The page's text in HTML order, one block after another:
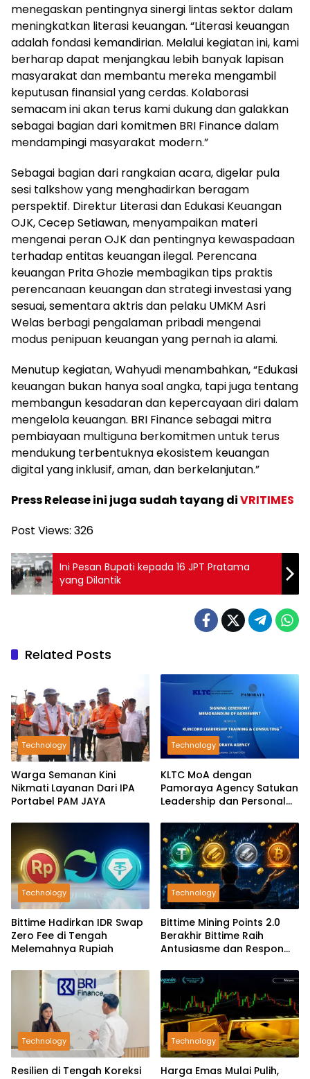
menegaskan pentingnya sinergi lintas sektor dalam
meningkatkan literasi keuangan. “Literasi keuangan
adalah fondasi kemandirian. Melalui kegiatan ini, kami
berharap dapat menjangkau lebih banyak lapisan
masyarakat dan membantu mereka mengambil
keputusan finansial yang cerdas. Kolaborasi
semacam ini akan terus kami dukung dan galakkan
sebagai bagian dari komitmen BRI Finance dalam
mendampingi masyarakat modern.”
Sebagai bagian dari rangkaian acara, digelar pula
sesi talkshow yang menghadirkan beragam
perspektif. Direktur Literasi dan Edukasi Keuangan
OJK, Cecep Setiawan, menyampaikan materi
mengenai peran OJK dan pentingnya kewaspadaan
terhadap entitas keuangan ilegal. Perencana
keuangan Prita Ghozie membagikan tips praktis
perencanaan keuangan dan strategi investasi yang
sesuai, sementara aktris dan pelaku UMKM Asri
Welas berbagi pengalaman pribadi mengenai
modus penipuan keuangan yang pernah ia alami.
Menutup kegiatan, Wahyudi menambahkan, “Edukasi
keuangan bukan hanya soal angka, tapi juga tentang
membangun kesadaran dan kepercayaan diri dalam
mengelola keuangan. BRI Finance sebagai mitra
pembiayaan multiguna berkomitmen untuk terus
mendukung terbentuknya ekosistem keuangan
digital yang inklusif, aman, dan berkelanjutan.”
Press Release ini juga sudah tayang diVRITIMES
Post Views: 326
Ini Pesan Bupati kepada 16 JPT Pratama
yang Dilantik
Related Posts
Technology
Warga Semanan Kini
Nikmati Layanan Dari IPA
Portabel PAM JAYA
Technology
KLTC MoA dengan
Pamoraya Agency Satukan
Leadership dan Personal
Technology
Bittime Hadirkan IDR Swap
Zero Fee di Tengah
Melemahnya Rupiah
Technology
Bittime Mining Points 2.0
Berakhir Bittime Raih
Antusiasme dan Respon
Technology
Resilien di Tengah Koreksi
Technology
Harga Emas Mulai Pulih,